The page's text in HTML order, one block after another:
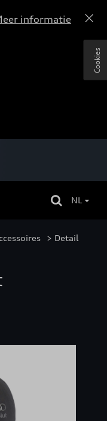
informatie
NL
> Detail
Cookies